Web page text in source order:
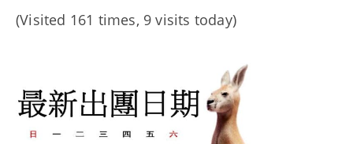
(Visited 161 times, 9 visits today)